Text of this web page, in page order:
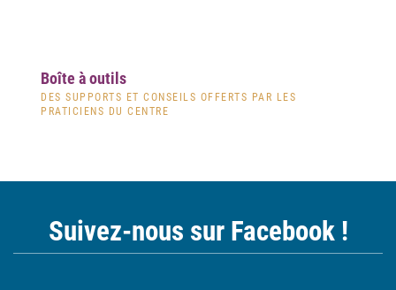
Boîte à outils
DES SUPPORTS ET CONSEILS OFFERTS PAR LES
PRATICIENS DU CENTRE
Suivez-nous sur Facebook !